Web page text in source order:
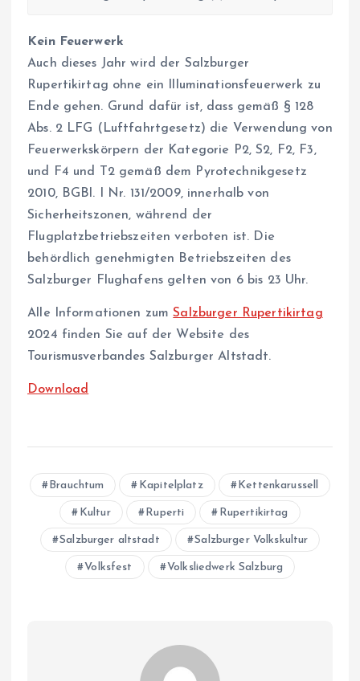
Kein Feuerwerk
Auch dieses Jahr wird der Salzburger
Rupertikirtag ohne ein Illuminationsfeuerwerk zu
Ende gehen. Grund dafür ist, dass gemäß § 128
Abs. 2 LFG (Luftfahrtgesetz) die Verwendung von
Feuerwerkskörpern der Kategorie P2, S2, F2, F3,
und F4 und T2 gemäß dem Pyrotechnikgesetz
2010, BGBl. I Nr. 131/2009, innerhalb von
Sicherheitszonen, während der
Flugplatzbetriebszeiten verboten ist. Die
behördlich genehmigten Betriebszeiten des
Salzburger Flughafens gelten von 6 bis 23 Uhr.
Alle Informationen zumSalzburger Rupertikirtag
2024 finden Sie auf der Website des
Tourismusverbandes Salzburger Altstadt.
Download
Brauchtum Kapitelplatz Kettenkarussell
Kultur Ruperti Rupertikirtag
Salzburger altstadt Salzburger Volkskultur
Volksfest Volksliedwerk Salzburg